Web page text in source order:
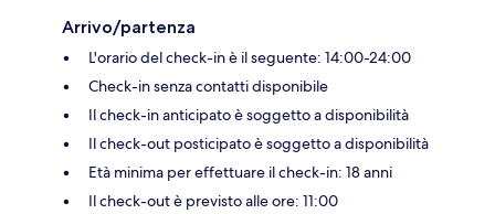
Arrivo/partenza
L'orario del check-in è il seguente: 14:00-24:00
Check-in senza contatti disponibile
Il check-in anticipato è soggetto a disponibilità
Il check-out posticipato è soggetto a disponibilità
Età minima per effettuare il check-in: 18 anni
Il check-out è previsto alle ore: 11:00